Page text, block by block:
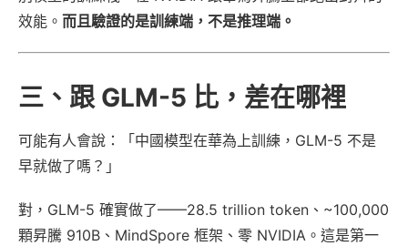
效能。 而且驗證的是訓練端，不是推理端。
三、跟 GLM-5 比，差在哪裡
可能有人會說：「中國模型在華為上訓練，GLM-5 不是
早就做了嗎？」
對，GLM-5 確實做了——28.5 trillion token、~100,000
顆昇騰 910B、MindSpore 框架、零 NVIDIA。這是第一